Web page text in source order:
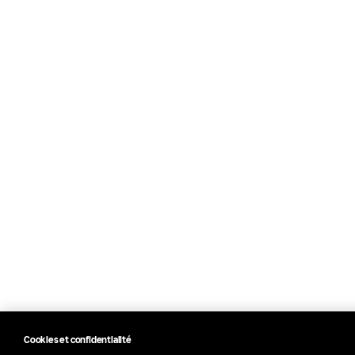
Cookies et confidentialité